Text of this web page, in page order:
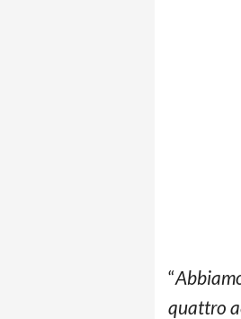
“
quattro